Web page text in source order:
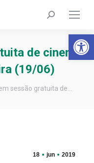
Barra de
Search:
de cinema
(19/06)
sessão gratuita de…
18 jun 2019